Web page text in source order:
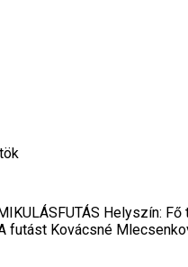
MIKULÁSFUTÁS
futást Kovácsné